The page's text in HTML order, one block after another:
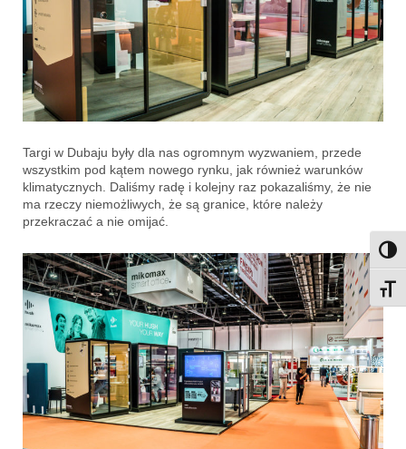
Targi w Dubaju były dla nas ogromnym wyzwaniem, przede
wszystkim pod kątem nowego rynku, jak również warunków
klimatycznych. Daliśmy radę i kolejny raz pokazaliśmy, że nie
ma rzeczy niemożliwych, że są granice, które należy
przekraczać a nie omijać.